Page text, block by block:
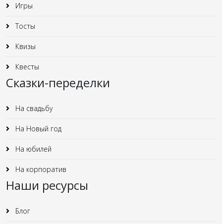
Игры
Тосты
Квизы
Квесты
Сказки-переделки
На свадьбу
На Новый год
На юбилей
На корпоратив
Наши ресурсы
Блог